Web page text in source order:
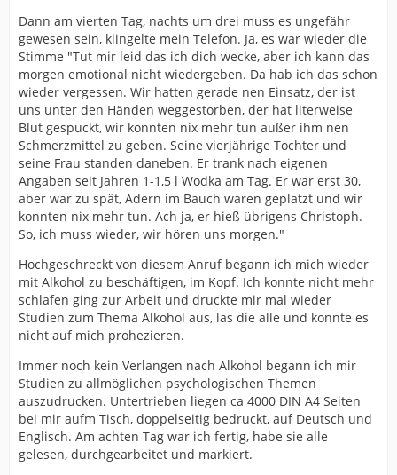
Dann am vierten Tag, nachts um drei muss es ungefähr
gewesen sein, klingelte mein Telefon. Ja, es war wieder die
Stimme "Tut mir leid das ich dich wecke, aber ich kann das
morgen emotional nicht wiedergeben. Da hab ich das schon
wieder vergessen. Wir hatten gerade nen Einsatz, der ist
uns unter den Händen weggestorben, der hat literweise
Blut gespuckt, wir konnten nix mehr tun außer ihm nen
Schmerzmittel zu geben. Seine vierjährige Tochter und
seine Frau standen daneben. Er trank nach eigenen
Angaben seit Jahren 1-1,5 l Wodka am Tag. Er war erst 30,
aber war zu spät, Adern im Bauch waren geplatzt und wir
konnten nix mehr tun. Ach ja, er hieß übrigens Christoph.
So, ich muss wieder, wir hören uns morgen."
Hochgeschreckt von diesem Anruf begann ich mich wieder
mit Alkohol zu beschäftigen, im Kopf. Ich konnte nicht mehr
schlafen ging zur Arbeit und druckte mir mal wieder
Studien zum Thema Alkohol aus, las die alle und konnte es
nicht auf mich prohezieren.
Immer noch kein Verlangen nach Alkohol begann ich mir
Studien zu allmöglichen psychologischen Themen
auszudrucken. Untertrieben liegen ca 4000 DIN A4 Seiten
bei mir aufm Tisch, doppelseitig bedruckt, auf Deutsch und
Englisch. Am achten Tag war ich fertig, habe sie alle
gelesen, durchgearbeitet und markiert.